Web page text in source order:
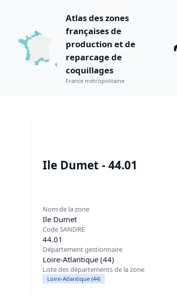
Atlas des zones
françaises de
production et de
reparcage de
coquillages
France métropolitaine
Ile Dumet - 44.01
Nom de la zone
Ile Dumet
Code SANDRE
44.01
Département gestionnaire
Loire-Atlantique (44)
Liste des départements de la zone
Loire-Atlantique (44)